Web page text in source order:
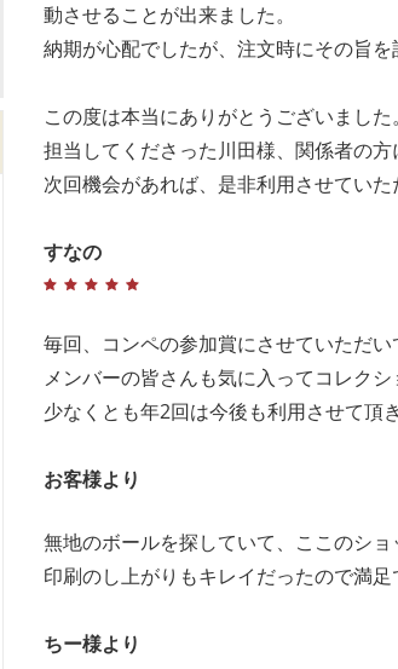
動させることが出来ました。
納期が心配でしたが、注文時にその旨
この度は本当にありがとうございました。
担当してくださった川田様、関係者の方
次回機会があれば、是非利用させていた
すなの
毎回、コンペの参加賞にさせていただい
メンバーの皆さんも気に入ってコレクシ
少なくとも年2回は今後も利用させて
お客様より
無地のボールを探していて、ここのシ
印刷のし上がりもキレイだったので満
ちー様より